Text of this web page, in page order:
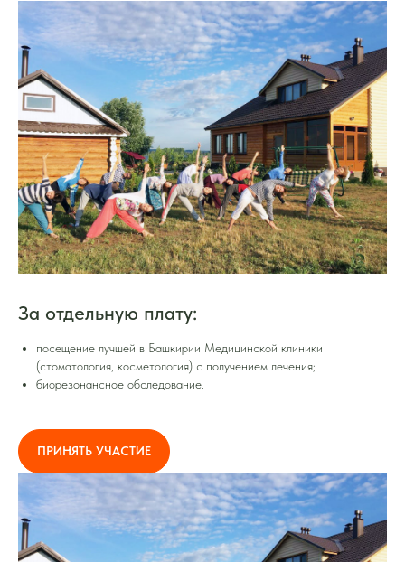
За отдельную плату:
посещение лучшей в Башкирии Медицинской клиники
(стоматология, косметология) с получением лечения;
биорезонансное обследование.
ПРИНЯТЬ УЧАСТИЕ